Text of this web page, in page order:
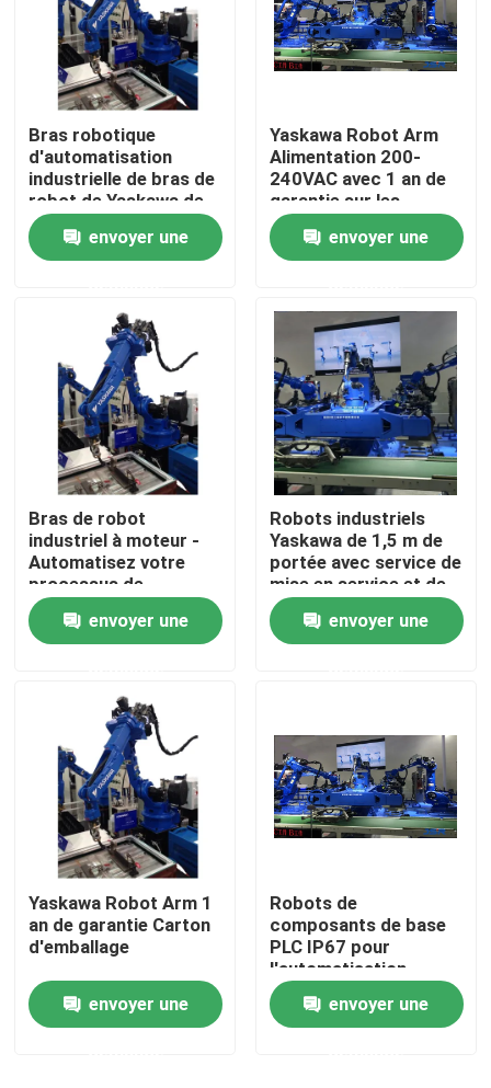
Produits
Vidéos
Au sujet de nous
Visite d'usine
Contrôle de qualité
Contactez-nous
Nouvelles
Cas
Bras robotique
d'automatisation
industrielle de bras de
robot de Yaskawa de
couleur d'image pour
la production
industrielle
envoyer une
Yaskawa Robot Arm
Alimentation 200-
240VAC avec 1 an de
garantie sur les
composants de base
envoyer une
Bras de robot
industriel à moteur -
Automatisez votre
processus de
fabrication avec des
composants de base
envoyer une
Robots industriels
Yaskawa de 1,5 m de
portée avec service de
mise en service et de
formation
envoyer une
Yaskawa Robot Arm 1
an de garantie Carton
d'emballage
envoyer une
Robots de
composants de base
PLC IP67 pour
l'automatisation
industrielle
envoyer une